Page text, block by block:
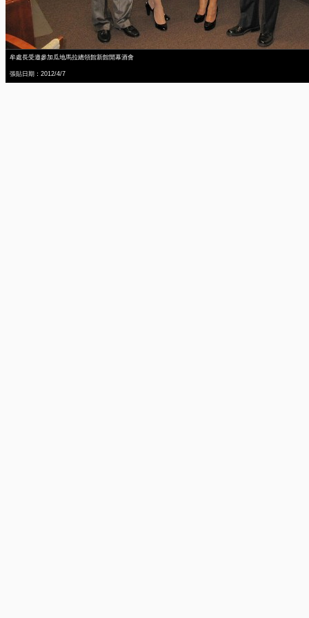
牟處長受邀參加瓜地馬拉總領館新館開幕酒會
張貼日期：2012/4/7